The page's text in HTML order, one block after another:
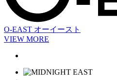
O-EAST オーイースト
VIEW MORE